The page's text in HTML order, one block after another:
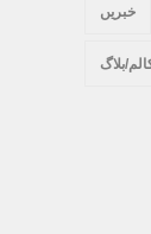
خبریں
بلاگ